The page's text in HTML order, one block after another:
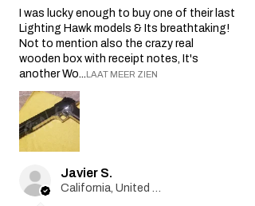
I was lucky enough to buy one of their last
Lighting Hawk models & Its breathtaking!
Not to mention also the crazy real
wooden box with receipt notes, It's
another Wo...LAAT MEER ZIEN
Javier S.